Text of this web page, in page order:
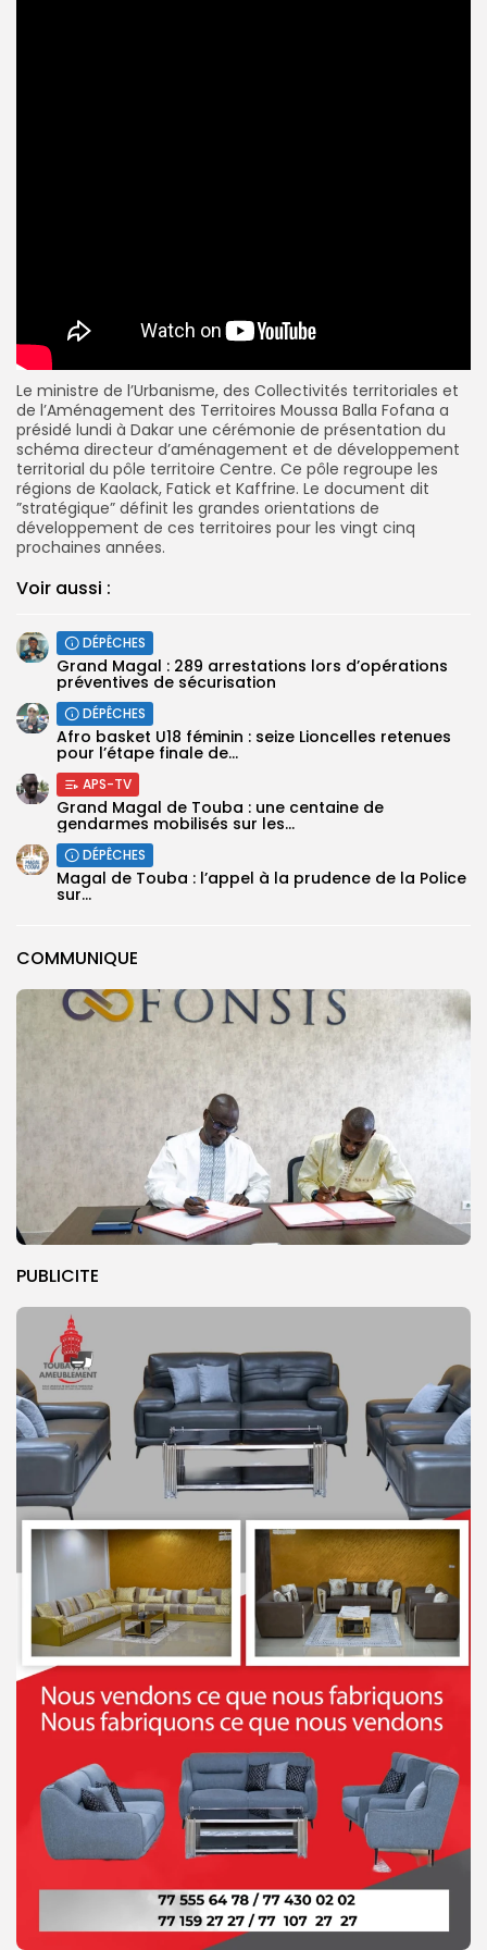
COMMUNIQUE
PUBLICITE
Le ministre de l’Urbanisme, des Collectivités territoriales et
de l’Aménagement des Territoires Moussa Balla Fofana a
présidé lundi à Dakar une cérémonie de présentation du
schéma directeur d’aménagement et de développement
territorial du pôle territoire Centre. Ce pôle regroupe les
régions de Kaolack, Fatick et Kaffrine. Le document dit
”stratégique” définit les grandes orientations de
développement de ces territoires pour les vingt cinq
prochaines années.
Voir aussi :
DÉPÊCHES
Grand Magal : 289 arrestations lors d’opérations
préventives de sécurisation
DÉPÊCHES
‎Afro basket U18 féminin : seize Lioncelles retenues
pour l’étape finale de...
APS-TV
Grand Magal de Touba : une centaine de
gendarmes mobilisés sur les...
DÉPÊCHES
Magal de Touba : l’appel à la prudence de la Police
sur...